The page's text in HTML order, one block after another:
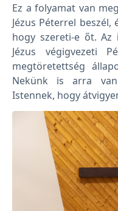
Ez a folyamat van
Jézus Péterrel
hogy szereti-e őt. Az
Jézus végigvezeti
megtöretettség
Nekünk is arra
Istennek, hogy